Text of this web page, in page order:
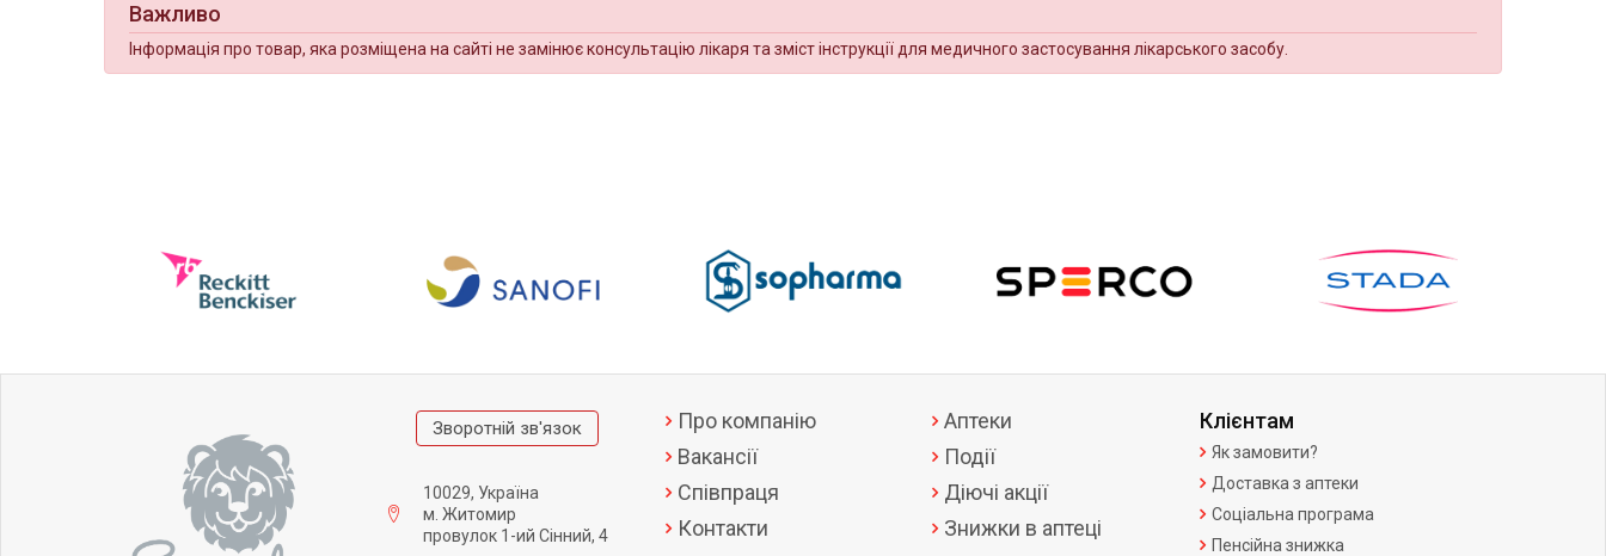
Важливо
Інформація про товар, яка розміщена на сайті не замінює консультацію лікаря та зміст інструкції для медичного застосування лікарського засобу.
Зворотній зв'язок
10029, Україна
м. Житомир
провулок 1-ий Сінний, 4
Про компанію
Вакансії
Співпраця
Контакти
Аптеки
Події
Діючі акції
Знижки в аптеці
Клієнтам
Як замовити?
Доставка з аптеки
Соціальна програма
Пенсійна знижка